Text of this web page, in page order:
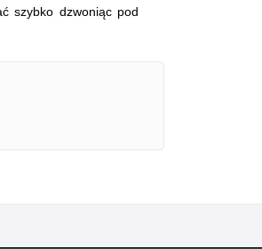
szybko dzwoniąc pod